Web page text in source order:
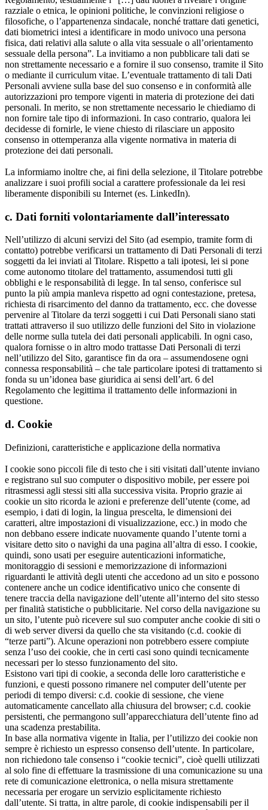
razziale o etnica, le opinioni politiche, le convinzioni religiose o
filosofiche, o l’appartenenza sindacale, nonché trattare dati genetici,
dati biometrici intesi a identificare in modo univoco una persona
fisica, dati relativi alla salute o alla vita sessuale o all’orientamento
sessuale della persona”. La invitiamo a non pubblicare tali dati se
non strettamente necessario e a fornire il suo consenso, tramite il Sito
o mediante il curriculum vitae. L’eventuale trattamento di tali Dati
Personali avviene sulla base del suo consenso e in conformità alle
autorizzazioni pro tempore vigenti in materia di protezione dei dati
personali. In merito, se non strettamente necessario le chiediamo di
non fornire tale tipo di informazioni. In caso contrario, qualora lei
decidesse di fornirle, le viene chiesto di rilasciare un apposito
consenso in ottemperanza alla vigente normativa in materia di
protezione dei dati personali.
La informiamo inoltre che, ai fini della selezione, il Titolare potrebbe
analizzare i suoi profili social a carattere professionale da lei resi
liberamente disponibili su Internet (es. LinkedIn).
c. Dati forniti volontariamente dall’interessato
Nell’utilizzo di alcuni servizi del Sito (ad esempio, tramite form di
contatto) potrebbe verificarsi un trattamento di Dati Personali di terzi
soggetti da lei inviati al Titolare. Rispetto a tali ipotesi, lei si pone
come autonomo titolare del trattamento, assumendosi tutti gli
obblighi e le responsabilità di legge. In tal senso, conferisce sul
punto la più ampia manleva rispetto ad ogni contestazione, pretesa,
richiesta di risarcimento del danno da trattamento, ecc. che dovesse
pervenire al Titolare da terzi soggetti i cui Dati Personali siano stati
trattati attraverso il suo utilizzo delle funzioni del Sito in violazione
delle norme sulla tutela dei dati personali applicabili. In ogni caso,
qualora fornisse o in altro modo trattasse Dati Personali di terzi
nell’utilizzo del Sito, garantisce fin da ora – assumendosene ogni
connessa responsabilità – che tale particolare ipotesi di trattamento si
fonda su un’idonea base giuridica ai sensi dell’art. 6 del
Regolamento che legittima il trattamento delle informazioni in
questione.
d. Cookie
Definizioni, caratteristiche e applicazione della normativa
I cookie sono piccoli file di testo che i siti visitati dall’utente inviano
e registrano sul suo computer o dispositivo mobile, per essere poi
ritrasmessi agli stessi siti alla successiva visita. Proprio grazie ai
cookie un sito ricorda le azioni e preferenze dell’utente (come, ad
esempio, i dati di login, la lingua prescelta, le dimensioni dei
caratteri, altre impostazioni di visualizzazione, ecc.) in modo che
non debbano essere indicate nuovamente quando l’utente torni a
visitare detto sito o navighi da una pagina all’altra di esso. I cookie,
quindi, sono usati per eseguire autenticazioni informatiche,
monitoraggio di sessioni e memorizzazione di informazioni
riguardanti le attività degli utenti che accedono ad un sito e possono
contenere anche un codice identificativo unico che consente di
tenere traccia della navigazione dell’utente all’interno del sito stesso
per finalità statistiche o pubblicitarie. Nel corso della navigazione su
un sito, l’utente può ricevere sul suo computer anche cookie di siti o
di web server diversi da quello che sta visitando (c.d. cookie di
“terze parti”). Alcune operazioni non potrebbero essere compiute
senza l’uso dei cookie, che in certi casi sono quindi tecnicamente
necessari per lo stesso funzionamento del sito.
Esistono vari tipi di cookie, a seconda delle loro caratteristiche e
funzioni, e questi possono rimanere nel computer dell’utente per
periodi di tempo diversi: c.d. cookie di sessione, che viene
automaticamente cancellato alla chiusura del browser; c.d. cookie
persistenti, che permangono sull’apparecchiatura dell’utente fino ad
una scadenza prestabilita.
In base alla normativa vigente in Italia, per l’utilizzo dei cookie non
sempre è richiesto un espresso consenso dell’utente. In particolare,
non richiedono tale consenso i “cookie tecnici”, cioè quelli utilizzati
al solo fine di effettuare la trasmissione di una comunicazione su una
rete di comunicazione elettronica, o nella misura strettamente
necessaria per erogare un servizio esplicitamente richiesto
dall’utente. Si tratta, in altre parole, di cookie indispensabili per il